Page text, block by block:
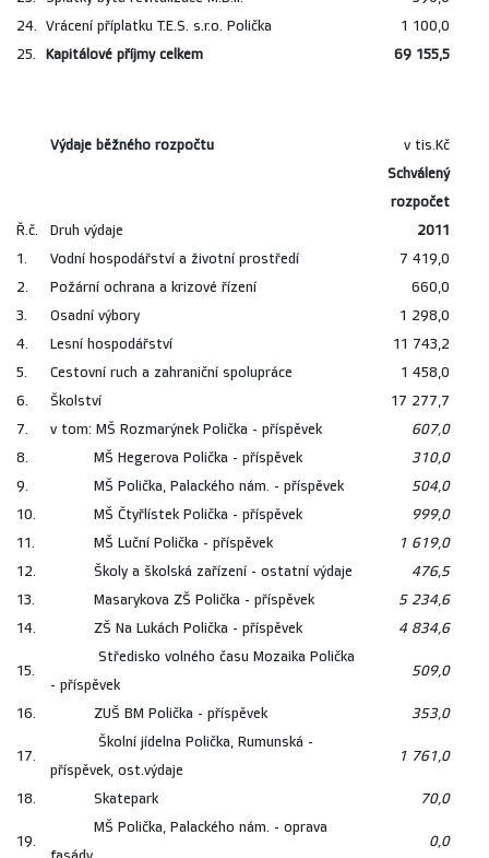
24. Vrácení příplatku T.E.S. s.r.o. Polička
1 100,0
25.
Kapitálové příjmy celkem 69 155,5
Výdaje běžného rozpočtu
v tis.Kč
Schválený
rozpočet
Ř.č.
Druh výdaje
2011
1.
Vodní hospodářství a životní prostředí
7 419,0
2.
Požární ochrana a krizové řízení
660,0
3.
Osadní výbory
1 298,0
4.
Lesní hospodářství
11 743,2
5.
Cestovní ruch a zahraniční spolupráce
1 458,0
6.
Školství
17 277,7
7.
v tom: MŠ Rozmarýnek Polička - příspěvek
607,0
8.
MŠ Hegerova Polička - příspěvek
310,0
9.
MŠ Polička, Palackého nám. - příspěvek
504,0
10.
MŠ Čtyřlístek Polička - příspěvek
999,0
11.
MŠ Luční Polička - příspěvek
1 619,0
12.
Školy a školská zařízení - ostatní výdaje
476,5
13.
Masarykova ZŠ Polička - příspěvek
5 234,6
14.
ZŠ Na Lukách Polička - příspěvek 4 834,6
15.
Středisko volného času Mozaika Polička
- příspěvek
509,0
16. ZUŠ BM Polička - příspěvek 353,0
17.
Školní jídelna Polička, Rumunská -
příspěvek, ost.výdaje
1 761,0
18. Skatepark 70,0
19.
MŠ Polička, Palackého nám. - oprava
0,0